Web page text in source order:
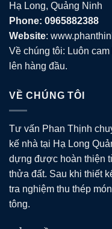
Hạ Long, Quảng Ninh
Phone: 0965882388
Website:
Về chúng tôi: Luôn
lên hàng đầu.
VỀ CHÚNG TÔI
Tư vấn Phan Thịnh
kế nhà tại Hạ Long
dựng được hoàn thiện
thửa đất. Sau khi thiết
tra nghiệm thu thép
tông.